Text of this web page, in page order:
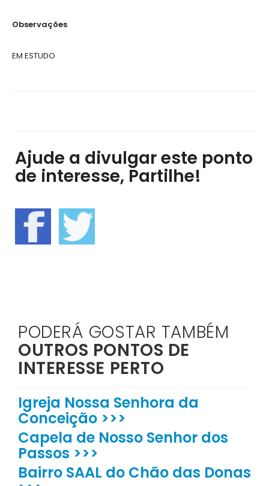
Observações
EM ESTUDO
Ajude a divulgar este ponto
de interesse, Partilhe!
PODERÁ GOSTAR TAMBÉM
OUTROS PONTOS DE
INTERESSE PERTO
Igreja Nossa Senhora da
Conceição >>>
Capela de Nosso Senhor dos
Passos >>>
Bairro SAAL do Chão das Donas